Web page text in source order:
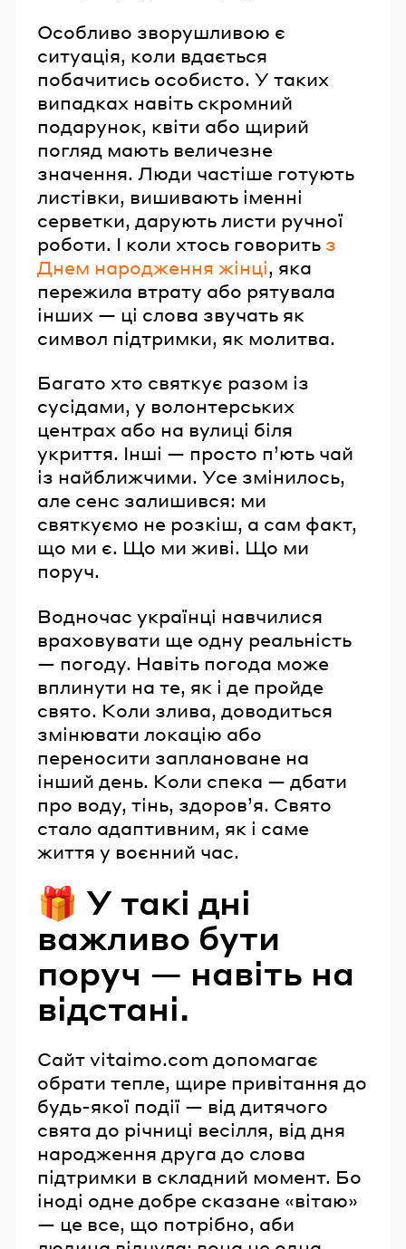
Особливо зворушливою є
ситуація, коли вдається
побачитись особисто. У таких
випадках навіть скромний
подарунок, квіти або щирий
погляд мають величезне
значення. Люди частіше готують
листівки, вишивають іменні
серветки, дарують листи ручної
роботи. І коли хтось говорить з
Днем народження жінці, яка
пережила втрату або рятувала
інших — ці слова звучать як
символ підтримки, як молитва.
Багато хто святкує разом із
сусідами, у волонтерських
центрах або на вулиці біля
укриття. Інші — просто п’ють чай
із найближчими. Усе змінилось,
але сенс залишився: ми
святкуємо не розкіш, а сам факт,
що ми є. Що ми живі. Що ми
поруч.
Водночас українці навчилися
враховувати ще одну реальність
— погоду. Навіть погода може
вплинути на те, як і де пройде
свято. Коли злива, доводиться
змінювати локацію або
переносити заплановане на
інший день. Коли спека — дбати
про воду, тінь, здоров’я. Свято
стало адаптивним, як і саме
життя у воєнний час.
🎁 У такі дні
важливо бути
поруч — навіть на
відстані.
Сайт vitaimo.com допомагає
обрати тепле, щире привітання до
будь-якої події — від дитячого
свята до річниці весілля, від дня
народження друга до слова
підтримки в складний момент. Бо
іноді одне добре сказане «вітаю»
— це все, що потрібно, аби